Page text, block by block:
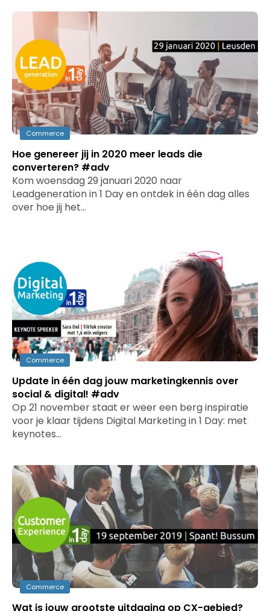
Commerce
Hoe genereer jij in 2020 meer leads die
converteren? #adv
Kom woensdag 29 januari 2020 naar
Leadgeneration in 1 Day en ontdek in één dag alles
over hoe jij het…
Commerce
Update in één dag jouw marketingkennis over
social & digital! #adv
Op 21 november staat er weer een berg inspiratie
voor je klaar tijdens Digital Marketing in 1 Day: met
keynotes…
Commerce
Wat is jouw grootste uitdaging op CX-gebied?